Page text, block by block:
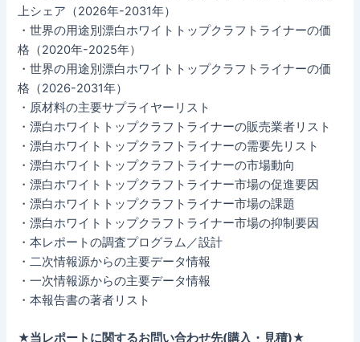
上シェア（2026年-2031年）
・世界の用途別漂白ホワイトトップクラフトライナーの価
格（2020年-2025年）
・世界の用途別漂白ホワイトトップクラフトライナーの価
格（2026-2031年）
・原材料の主要サプライヤーリスト
・漂白ホワイトトップクラフトライナーの販売業者リスト
・漂白ホワイトトップクラフトライナーの需要先リスト
・漂白ホワイトトップクラフトライナーの市場動向
・漂白ホワイトトップクラフトライナー市場の促進要因
・漂白ホワイトトップクラフトライナー市場の課題
・漂白ホワイトトップクラフトライナー市場の抑制要因
・本レポートの調査プログラム／設計
・二次情報源からの主要データ情報
・一次情報源からの主要データ情報
・本報告書の著者リスト
★当レポートに関するお問い合わせ先(購入・見積)★